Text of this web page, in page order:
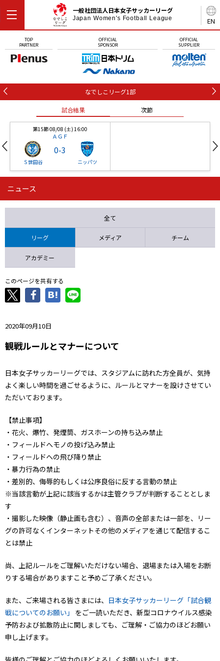
EN
一般社団法人日本女子サッカーリーグ
Japan Women's Football League
TOP
PARTNER
OFFICIAL
SPONSOR
OFFICIAL
SUPPLIER
なでしこリーグ1部
試合結果 次節
第15節 08/08 (土) 16:00
ＡＧＦ
Ｓ世田谷
0-3
ニッパツ
第16節 09/05 (土) 15:00
ニッパツ 石人の星
ニュース
全て
リーグ メディア チーム
アカデミー
このページを共有する
2020年09月10日
観戦ルールとマナーについて
日本女子サッカーリーグでは、スタジアムに訪れた方全員が、気持
よく楽しい時間を過ごせるように、ルールとマナーを設けさせてい
ただいております。
【禁止事項】
・花火、爆竹、発煙筒、ガスホーンの持ち込み禁止
・フィールドへモノの投げ込み禁止
・フィールドへの飛び降り禁止
・暴力行為の禁止
・差別的、侮辱的もしくは公序良俗に反する言動の禁止
※当該言動が上記に該当するかは主管クラブが判断することとしま
す
・撮影した映像（静止画も含む）、音声の全部または一部を、リー
グの許可なくインターネットその他のメディアを通じて配信するこ
とは禁止
尚、上記ルールをご理解いただけない場合、退場または入場をお断
りする場合がありますこと予めご了承ください。
また、ご来場される皆さまには、 日本女子サッカーリーグ「試合観
戦についてのお願い」
をご一読いただき、新型コロナウイルス感染
予防および拡散防止に関しましても、ご理解・ご協力のほどお願い
申し上げます。